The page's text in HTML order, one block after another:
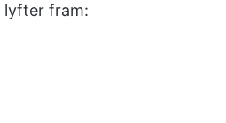
lyfter fram: